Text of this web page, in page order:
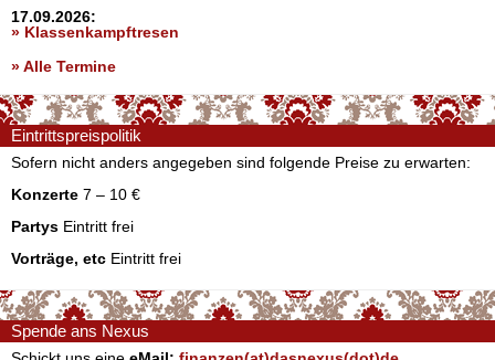
17.09.2026:
» Klassenkampftresen
» Alle Termine
Eintrittspreispolitik
Sofern nicht anders angegeben sind folgende Preise zu erwarten:
Konzerte 7 – 10 €
Partys Eintritt frei
Vorträge, etc Eintritt frei
Spende ans Nexus